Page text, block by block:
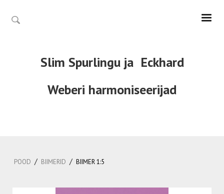
Slim Spurlingu ja Eckhard
Weberi harmoniseerijad
POOD / BIIMERID / BIIMER 1:5